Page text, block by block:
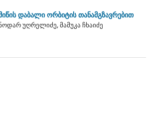
დაბალი ორბიტის თანამგზავრებით
უღრელიძე, მამუკა ჩხაიძე